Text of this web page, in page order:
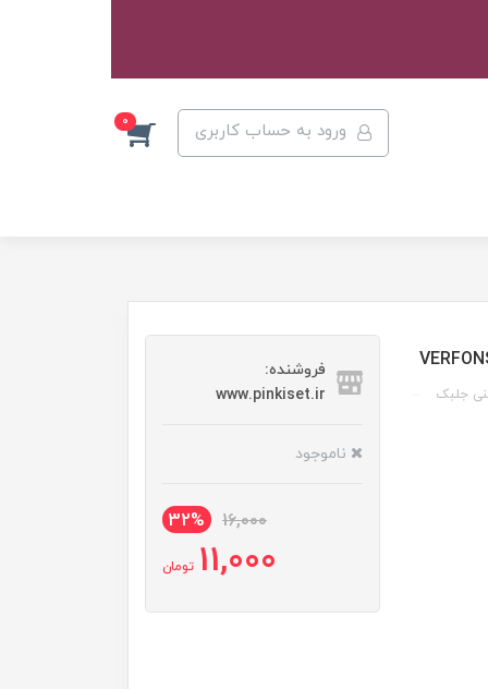
ورود به حساب کاربری 0
جلبک
فروشنده:
www.pinkiset.ir
ناموجود
16,000
32%
11,000 تومان